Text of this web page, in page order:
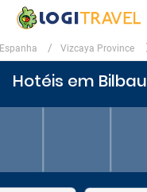
Espanha Vizcaya Province
Hotéis em Bilbau